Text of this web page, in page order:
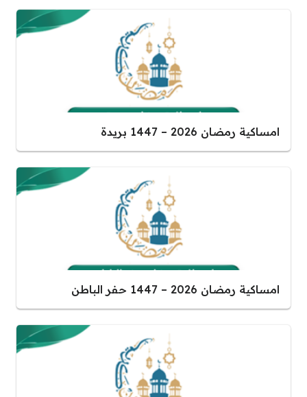
امساكية رمضان 2026 – 1447 بريدة
امساكية رمضان 2026 – 1447 حفر الباطن